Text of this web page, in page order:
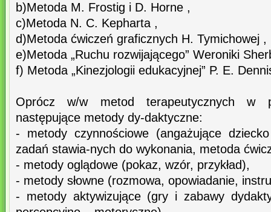
b)Metoda M. Frostig i D. Horne ,
c)Metoda N. C. Kepharta ,
d)Metoda ćwiczeń graficznych H. Tymichowej ,
e)Metoda „Ruchu rozwijającego” Weroniki
f) Metoda „Kinezjologii edukacyjnej” P. E.
Oprócz w/w metod terapeutycznych w
następujące metody dy-daktyczne:
- metody czynnościowe (angażujące
zadań stawia-nych do wykonania, metoda
- metody oglądowe (pokaz, wzór, przykład),
- metody słowne (rozmowa, opowiadanie,
- metody aktywizujące (gry i zabawy